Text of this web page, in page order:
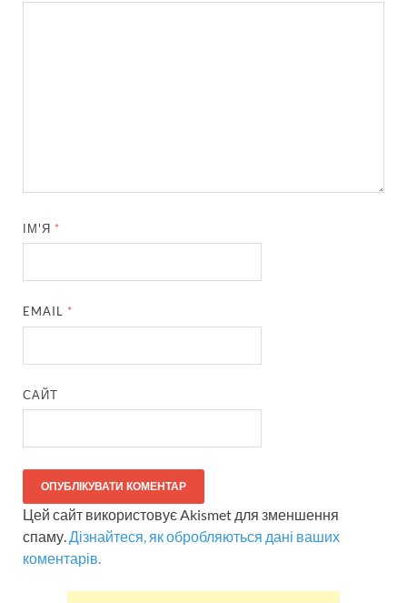
ІМ'Я *
EMAIL *
САЙТ
Цей сайт використовує Akismet для зменшення
спаму.Дізнайтеся, як обробляються дані ваших
коментарів.